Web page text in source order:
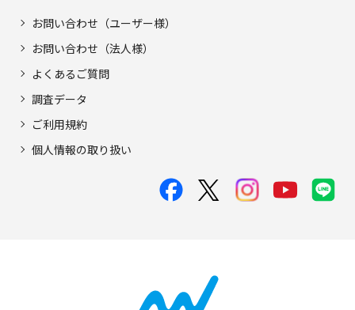
お問い合わせ（ユーザー様）
お問い合わせ（法人様）
よくあるご質問
調査データ
ご利用規約
個人情報の取り扱い